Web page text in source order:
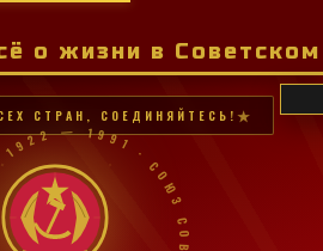
о жизни в
СТРАН, СОЕДИНЯЙТЕСЬ!